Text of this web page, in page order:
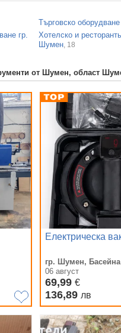
гр.
Търговско
Хотелско и
Шумен, 18
от Шумен, област
Електрическа
гр. Шумен, Басейна
06 август
69,99 €
136,89 лв